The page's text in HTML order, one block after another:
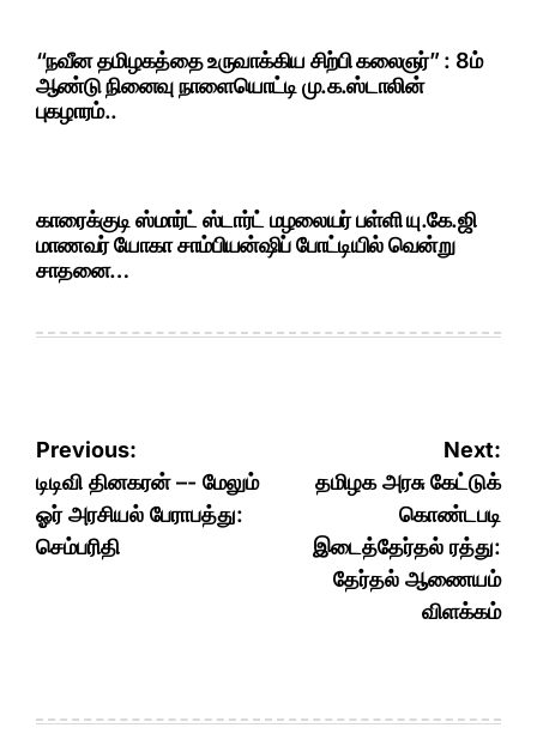
“நவீன தமிழகத்தை உருவாக்கிய சிற்பி கலைஞர்” : 8ம்
ஆண்டு நினைவு நாளையொட்டி மு.க.ஸ்டாலின்
புகழாரம்..
காரைக்குடி ஸ்மார்ட் ஸ்டார்ட் மழலையர் பள்ளி யு.கே.ஜி
மாணவர் யோகா சாம்பியன்ஷிப் போட்டியில் வென்று
சாதனை…
Post
navigation
Previous:
டிடிவி தினகரன் –- மேலும்
ஓர் அரசியல் பேராபத்து:
செம்பரிதி
Next:
தமிழக அரசு கேட்டுக்
கொண்டபடி
இடைத்தேர்தல் ரத்து:
தேர்தல் ஆணையம்
விளக்கம்